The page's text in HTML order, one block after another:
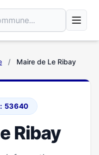
/ Maire de Le Ribay
53640
Ribay